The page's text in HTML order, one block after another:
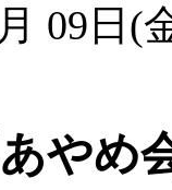
09日(
やめ